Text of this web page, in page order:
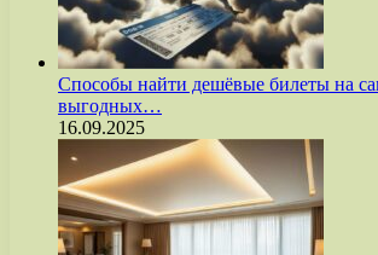
Способы найти дешёвые билеты на
выгодных…
16.09.2025